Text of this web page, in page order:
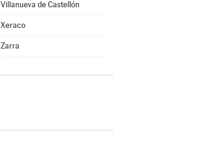
Villanueva de Castellón
Xeraco
Zarra